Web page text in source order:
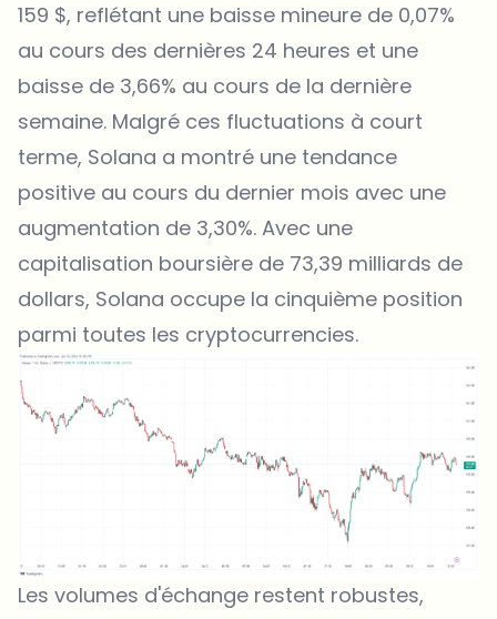
159 $, reflétant une baisse mineure de 0,07%
au cours des dernières 24 heures et une
baisse de 3,66% au cours de la dernière
semaine. Malgré ces fluctuations à court
terme, Solana a montré une tendance
positive au cours du dernier mois avec une
augmentation de 3,30%. Avec une
capitalisation boursière de 73,39 milliards de
dollars, Solana occupe la cinquième position
parmi toutes les cryptocurrencies.
Les volumes d'échange restent robustes,